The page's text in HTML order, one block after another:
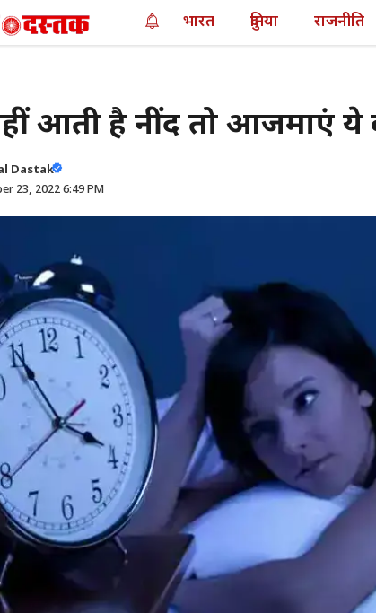
भारत दुनिया राजनीति
आती है नींद तो आजमाएं ये
Dastak
23, 2022 6:49 PM